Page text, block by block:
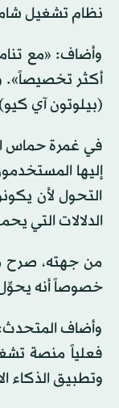
نظام تشغيل
وأضاف: «مع
أكثر تخصيصاً».
(بيلوتون آي
إليها
التحول لأن
الدلالات التي
من جهته، صرح
خصوصاً أنه يحوِّل
وأضاف المتحدث:
فعلياً منصة
وتطبيق الذكاء